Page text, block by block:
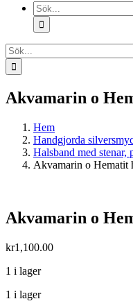
Sök
efter:
Sök
efter:
Akvamarin o
Hem
Handgjorda
Halsband med stenar,
Akvamarin o Hematit
Akvamarin o
kr1,100.00
1 i lager
1 i lager